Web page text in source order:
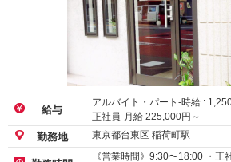
給与
アルバイト・パート-時給 :
正社員-月給 225,000円～
勤務地 東京都台東区 稲荷町駅
《営業時間》9:30〜18:00 ・正社員：実働8時間+休憩 └17